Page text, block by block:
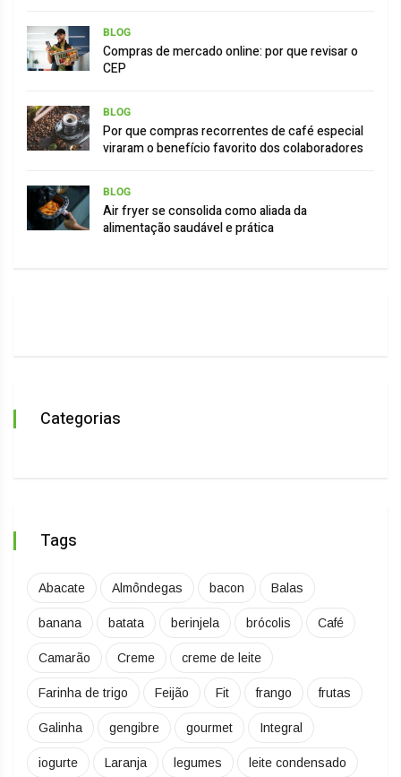
BLOG
Compras de mercado online: por que revisar o
CEP
BLOG
Por que compras recorrentes de café especial
viraram o benefício favorito dos colaboradores
BLOG
Air fryer se consolida como aliada da
alimentação saudável e prática
Categorias
Tags
Abacate Almôndegas bacon Balas
banana batata berinjela brócolis Café
Camarão Creme creme de leite
Farinha de trigo Feijão Fit frango frutas
Galinha gengibre gourmet Integral
iogurte Laranja legumes leite condensado